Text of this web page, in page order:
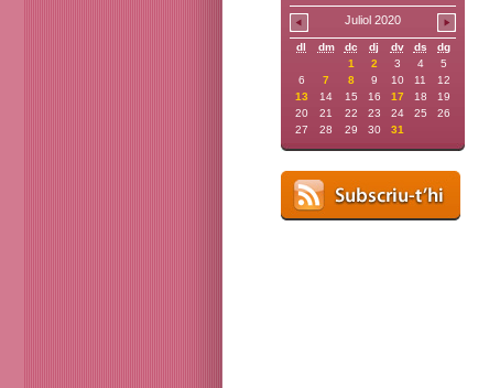
Juliol 2020
dl dm dc dj dv ds
dg
1
2 3 4
5
6
7 8 9 10 11
12
13
14 15 16 17 18
19
20
21 22 23 24 25
26
27
28 29 30 31